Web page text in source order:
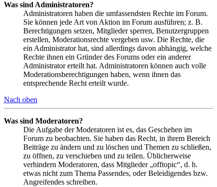
Was sind Administratoren?
Administratoren haben die umfassendsten Rechte im Forum.
Sie können jede Art von Aktion im Forum ausführen; z. B.
Berechtigungen setzen, Mitglieder sperren, Benutzergruppen
erstellen, Moderationsrechte vergeben usw. Die Rechte, die
ein Administrator hat, sind allerdings davon abhängig, welche
Rechte ihnen ein Gründer des Forums oder ein anderer
Administrator erteilt hat. Administratoren können auch volle
Moderationsberechtigungen haben, wenn ihnen das
entsprechende Recht erteilt wurde.
Nach oben
Was sind Moderatoren?
Die Aufgabe der Moderatoren ist es, das Geschehen im
Forum zu beobachten. Sie haben das Recht, in ihrem Bereich
Beiträge zu ändern und zu löschen und Themen zu schließen,
zu öffnen, zu verschieben und zu teilen. Üblicherweise
verhindern Moderatoren, dass Mitglieder „offtopic“, d. h.
etwas nicht zum Thema Passendes, oder Beleidigendes bzw.
Angreifendes schreiben.